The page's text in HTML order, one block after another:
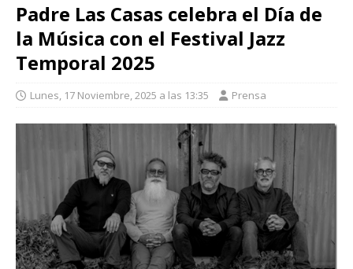
Padre Las Casas celebra el Día de
la Música con el Festival Jazz
Temporal 2025
Lunes, 17 Noviembre, 2025 a las 13:35 Prensa